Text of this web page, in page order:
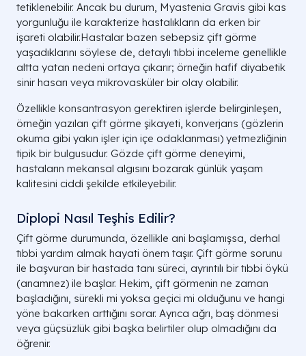
tetiklenebilir. Ancak bu durum, Myastenia Gravis gibi kas
yorgunluğu ile karakterize hastalıkların da erken bir
işareti olabilir.Hastalar bazen sebepsiz çift görme
yaşadıklarını söylese de, detaylı tıbbi inceleme genellikle
altta yatan nedeni ortaya çıkarır; örneğin hafif diyabetik
sinir hasarı veya mikrovasküler bir olay olabilir.
Özellikle konsantrasyon gerektiren işlerde belirginleşen,
örneğin yazıları çift görme şikayeti, konverjans (gözlerin
okuma gibi yakın işler için içe odaklanması) yetmezliğinin
tipik bir bulgusudur. Gözde çift görme deneyimi,
hastaların mekansal algısını bozarak günlük yaşam
kalitesini ciddi şekilde etkileyebilir.
Diplopi Nasıl Teşhis Edilir?
Çift görme durumunda, özellikle ani başlamışsa, derhal
tıbbi yardım almak hayati önem taşır. Çift görme sorunu
ile başvuran bir hastada tanı süreci, ayrıntılı bir tıbbi öykü
(anamnez) ile başlar. Hekim, çift görmenin ne zaman
başladığını, sürekli mi yoksa geçici mi olduğunu ve hangi
yöne bakarken arttığını sorar. Ayrıca ağrı, baş dönmesi
veya güçsüzlük gibi başka belirtiler olup olmadığını da
öğrenir.